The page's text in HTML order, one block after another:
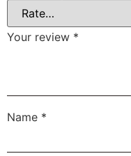
Your review *
Name *